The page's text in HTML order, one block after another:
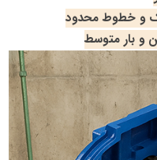
و خطوط محدود
و بار متوسط